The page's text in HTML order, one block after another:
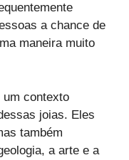
a chance de
maneira muito
contexto
joias. Eles
também
a arte e a